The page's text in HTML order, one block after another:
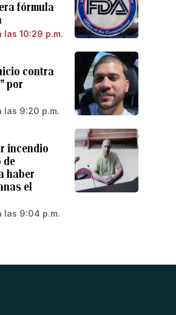
fórmula
10:29 p.m.
contra
por
las 9:20 p.m.
incendio
de
haber
el
las 9:04 p.m.